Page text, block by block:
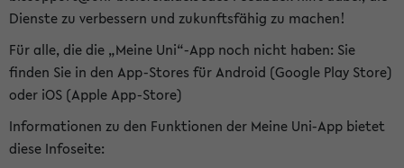
Dienste zu verbessern und zukunftsfähig zu machen!
Für alle, die die „Meine Uni“-App noch nicht haben: Sie
finden Sie in den App-Stores für Android (Google Play Store)
oder iOS (Apple App-Store)
Informationen zu den Funktionen der Meine Uni-App bietet
diese Infoseite: